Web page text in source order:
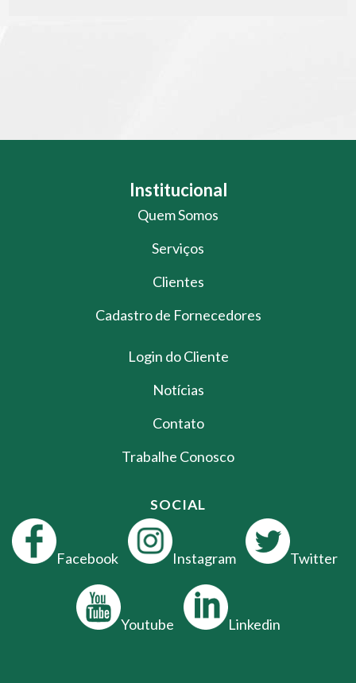
Institucional
Quem Somos
Serviços
Clientes
Cadastro de Fornecedores
Login do Cliente
Notícias
Contato
Trabalhe Conosco
SOCIAL
Facebook Instagram Twitter
Youtube Linkedin